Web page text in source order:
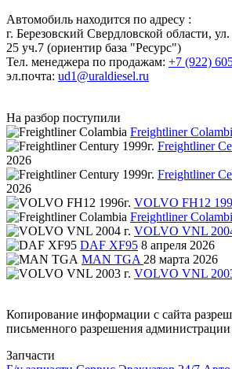
Автомобиль находится по адресу :
г. Березовский Свердловской области,
25 уч.7 (ориентир база "Ресурс")
Тел. менеджера по продажам: +7 (922)
эл.почта: ud1@uraldiesel.ru
На разбор поступили
Freightliner
Freightliner
2026
Freightliner
2026
VOLVO FH12
Freightliner
VOLVO VNL
DAF XF95 8 апреля 2026
MAN TGA 28 марта 2026
VOLVO VNL
Копирование информации с сайта
письменного разрешения администрации
Запчасти